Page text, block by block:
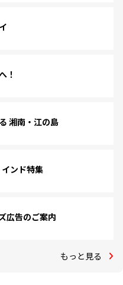
！
湘南・江の島
ンド特集
広告のご案内
もっと見る